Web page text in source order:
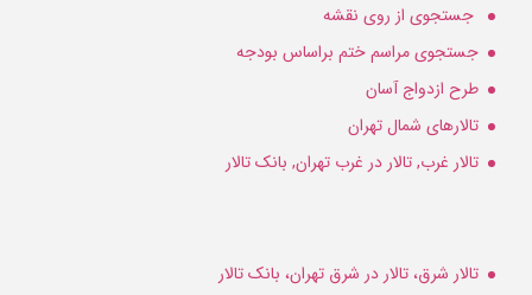
جستجوی از روی نقشه
جستجوی مراسم ختم براساس بودجه
طرح ازدواج آسان
تالارهای شمال تهران
تالار غرب, تالار در غرب تهران, بانک تالار
تالار شرق، تالار در شرق تهران، بانک تالار